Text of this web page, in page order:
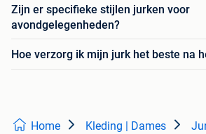
Zijn er specifieke stijlen jurken voor
avondgelegenheden?
Hoe verzorg ik mijn jurk het beste na
Home Kleding | Dames